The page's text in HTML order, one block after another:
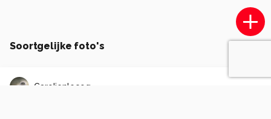
Soortgelijke foto's
Carolienlecoq